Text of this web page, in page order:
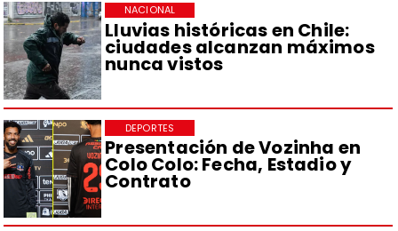
Lluvias históricas en Chile:
ciudades alcanzan máximos
nunca vistos
NACIONAL
Presentación de Vozinha en
Colo Colo: Fecha, Estadio y
Contrato
DEPORTES